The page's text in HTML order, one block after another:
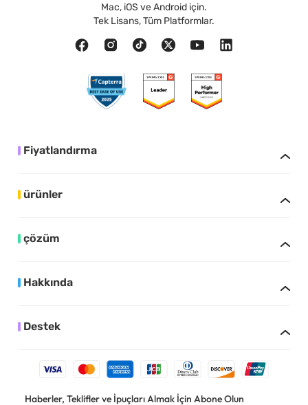
Mac, iOS ve Android için.
Tek Lisans, Tüm Platformlar.
Fiyatlandırma
ürünler
çözüm
Hakkında
Destek
Haberler, Teklifler ve İpuçları Almak İçin Abone Olun